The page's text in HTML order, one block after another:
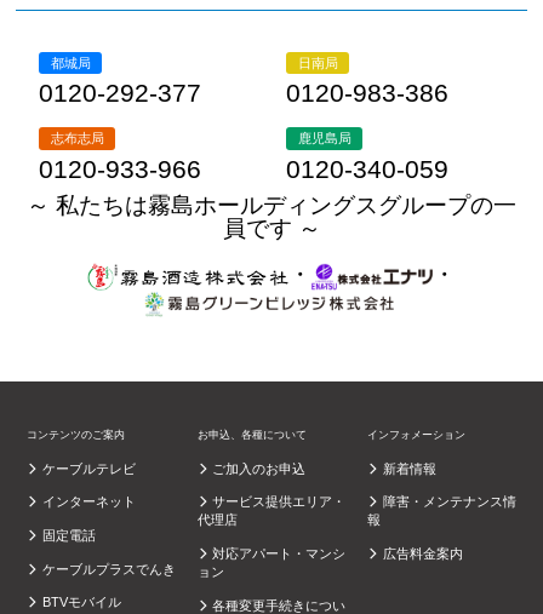
都城局
0120-292-377
日南局
0120-983-386
志布志局
0120-933-966
鹿児島局
0120-340-059
～ 私たちは霧島ホールディングスグループの一
員です ～
・
・
コンテンツのご案内
ケーブルテレビ
インターネット
固定電話
ケーブルプラスでんき
BTVモバイル
お申込、各種について
ご加入のお申込
サービス提供エリア・
代理店
対応アパート・マンシ
ョン
各種変更手続きについ
インフォメーション
新着情報
障害・メンテナンス情
報
広告料金案内